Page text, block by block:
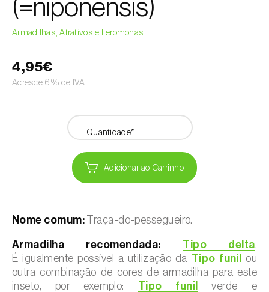
(=niponensis)
Armadilhas, Atrativos e Feromonas
4,95€
Acresce 6% de IVA
Quantidade*
Adicionar ao Carrinho
Nome comum:Traça-do-pessegueiro.
Armadilha recomendada: Tipo delta.
É igualmente possível a utilização da Tipo funil
ou
outra combinação de cores de armadilha para este
inseto, por exemplo: Tipo funil
verde e